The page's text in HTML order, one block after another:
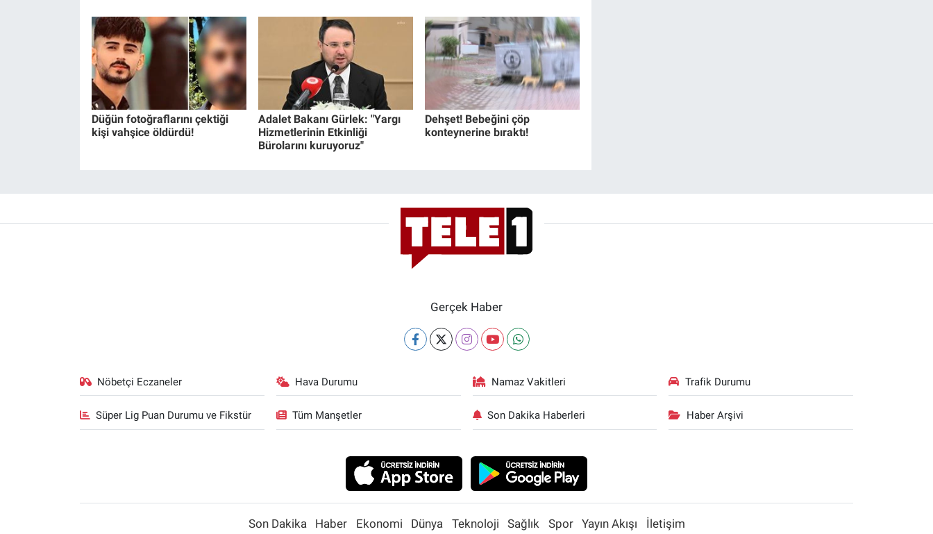
Düğün fotoğraflarını çektiği
kişi vahşice öldürdü!
Adalet Bakanı Gürlek: "Yargı
Hizmetlerinin Etkinliği
Bürolarını kuruyoruz"
Dehşet! Bebeğini çöp
konteynerine bıraktı!
Gerçek Haber
Nöbetçi Eczaneler Hava Durumu Namaz Vakitleri Trafik Durumu
Süper Lig Puan Durumu ve Fikstür Tüm Manşetler Son Dakika Haberleri Haber Arşivi
Son Dakika Haber Ekonomi Dünya Teknoloji Sağlık Spor Yayın Akışı İletişim